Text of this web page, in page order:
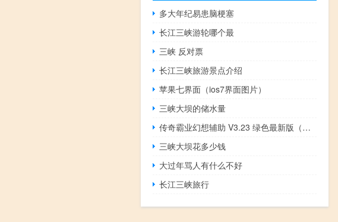
多大年纪易患脑梗塞
长江三峡游轮哪个最
三峡 反对票
长江三峡旅游景点介绍
苹果七界面（ios7界面图片）
三峡大坝的储水量
传奇霸业幻想辅助 V3.23 绿色最新版（传奇霸业幻想辅助 V3.23 绿色最新版功能简介）
三峡大坝花多少钱
大过年骂人有什么不好
长江三峡旅行